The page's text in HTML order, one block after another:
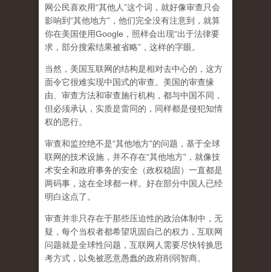
网公民喜欢用“其他人”这个词，就好像审查只会
影响到“其他地方”，他们完全没有注意到， 就算
你在美国使用Google，照样会出现“出于法律要
求，部分搜索结果被省略”，这样的字眼。
当然，美国互联网的结构是相对去中心的，这方
面令它很难实现中国式的审查。美国的审查缘
由、审查方法和审查施行机构，都与中国不同，
但必须承认， 实质是雷同的，同样都是侵犯知情
权的恶行。
审查和监控绝不是“其他地方”的问题，基于全球
联网的技术设施，并不存在“其他地方”，就像技
术安全和政府事务的安全（政权稳固）一直都是
两码事，这在全球都一样。好在部分中国人已经
明白这点了。
审查并非只存在于那些压迫性的政治体制中，无
疑，每个当权者都希望巩固自己的权力，互联网
问题就是全球性问题，互联网人需要尽快转换思
考方式，以免被恶意愚蠢的政府削弱智商。